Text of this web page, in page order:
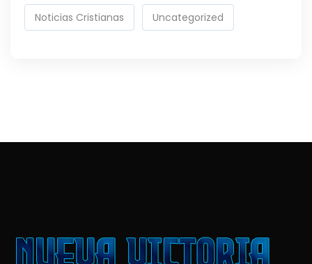
Noticias Cristianas Uncategorized